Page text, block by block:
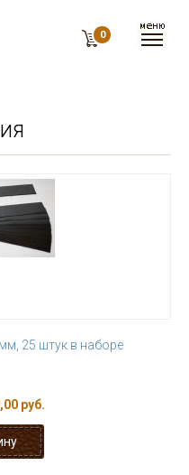
0
25 штук в наборе
руб.